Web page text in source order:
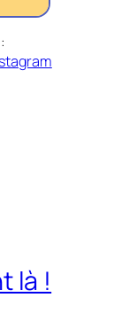
là !